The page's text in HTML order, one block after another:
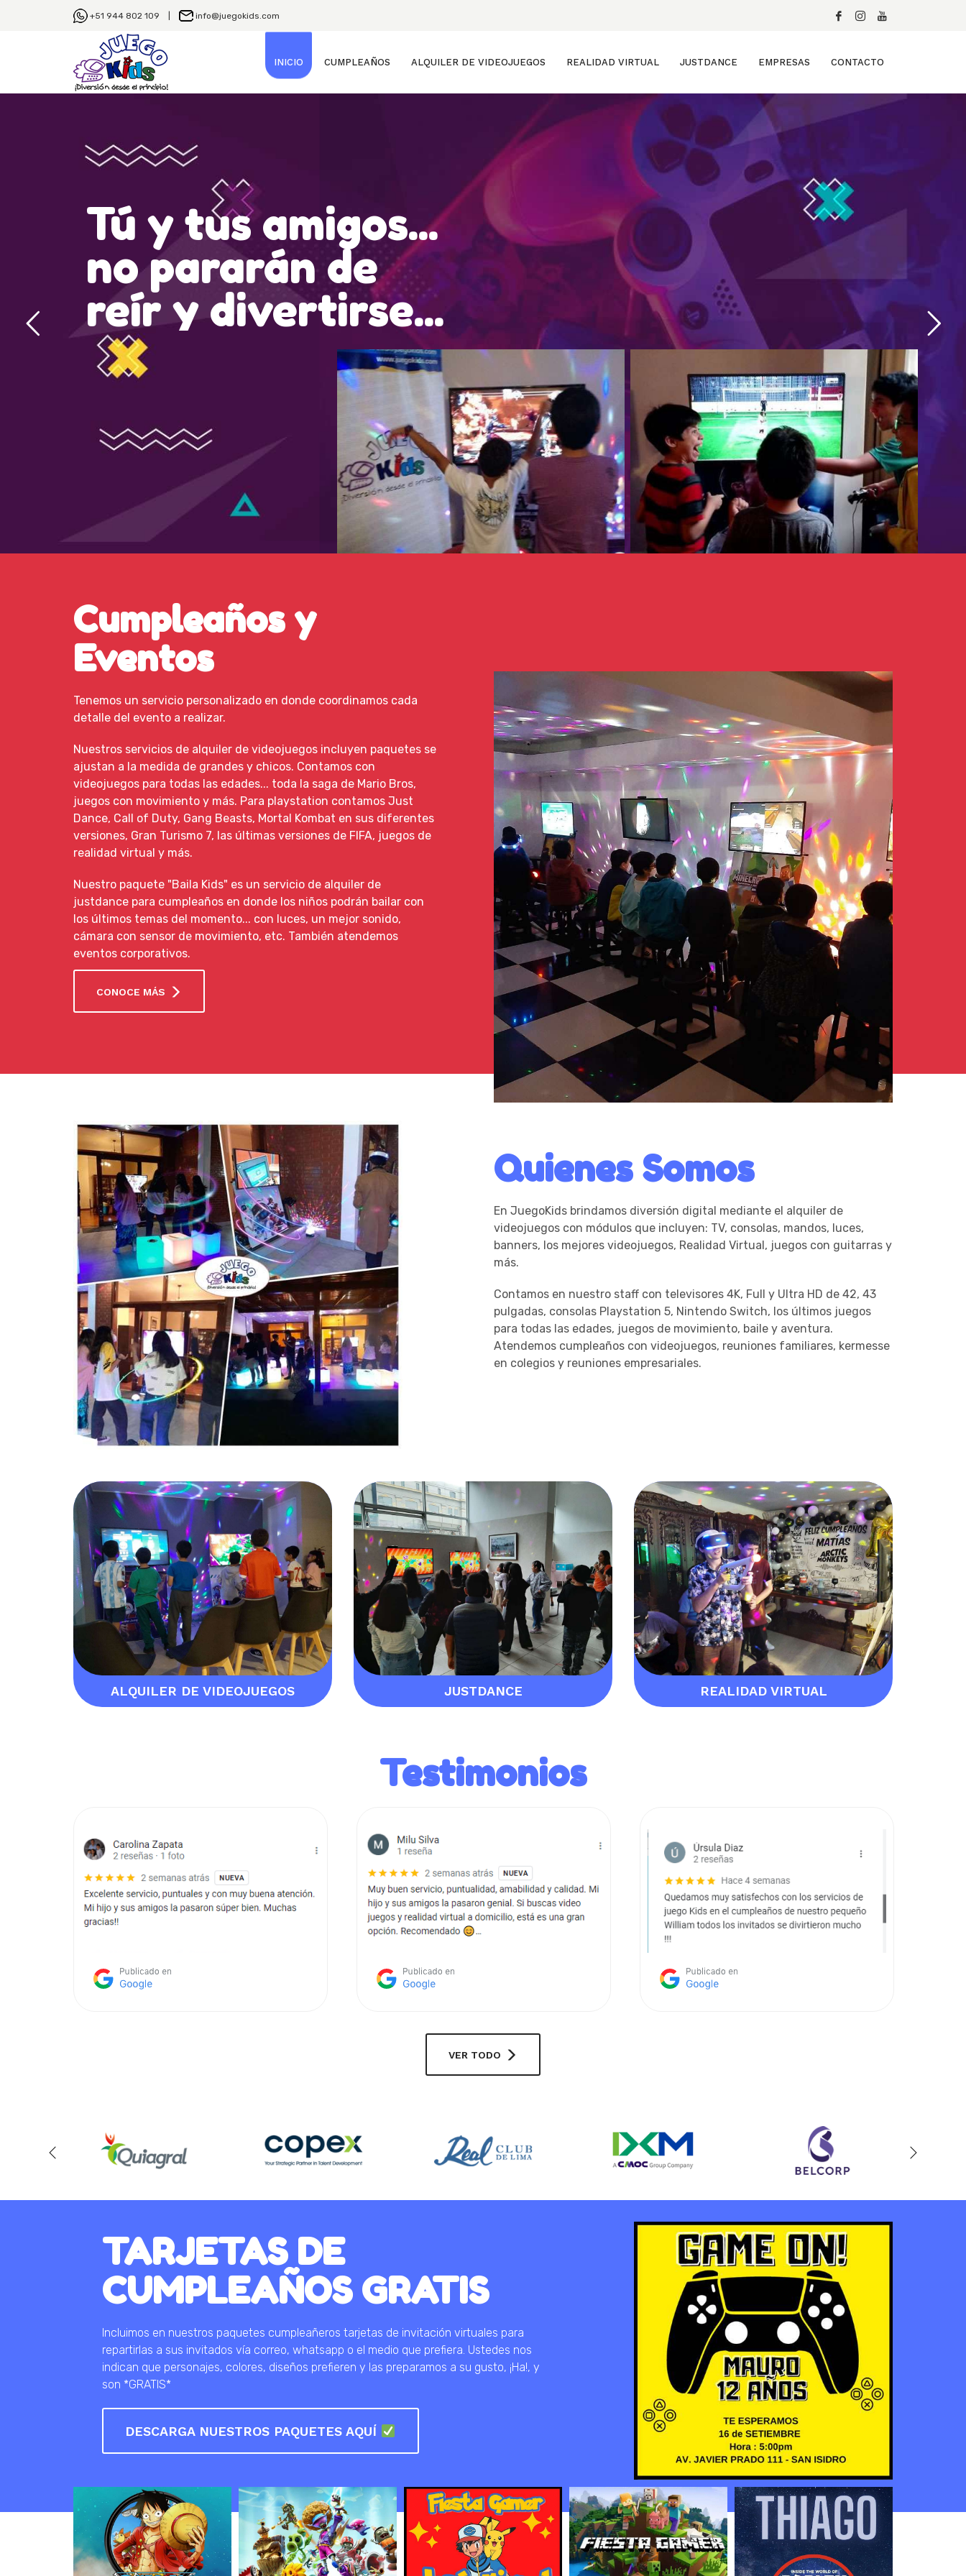
+51 944 802 109 | info@juegokids.com
INICIO CUMPLEAÑOS ALQUILER DE VIDEOJUEGOS REALIDAD VIRTUAL JUSTDANCE EMPRESAS CONTACTO
Tú y tus amigos...
no pararán de
reír y divertirse...
Cumpleaños y
Eventos
Tenemos un servicio personalizado en donde coordinamos cada
detalle del evento a realizar.
Nuestros servicios de alquiler de videojuegos incluyen paquetes se
ajustan a la medida de grandes y chicos. Contamos con
videojuegos para todas las edades... toda la saga de Mario Bros,
juegos con movimiento y más. Para playstation contamos Just
Dance, Call of Duty, Gang Beasts, Mortal Kombat en sus diferentes
versiones, Gran Turismo 7, las últimas versiones de FIFA, juegos de
realidad virtual y más.
Nuestro paquete "Baila Kids" es un servicio de alquiler de
justdance para cumpleaños en donde los niños podrán bailar con
los últimos temas del momento... con luces, un mejor sonido,
cámara con sensor de movimiento, etc. También atendemos
eventos corporativos.
CONOCE MÁS
Quienes Somos
En JuegoKids brindamos diversión digital mediante el alquiler de
videojuegos con módulos que incluyen: TV, consolas, mandos, luces,
banners, los mejores videojuegos, Realidad Virtual, juegos con guitarras y
más.
Contamos en nuestro staff con televisores 4K, Full y Ultra HD de 42, 43
pulgadas, consolas Playstation 5, Nintendo Switch, los últimos juegos
para todas las edades, juegos de movimiento, baile y aventura.
Atendemos cumpleaños con videojuegos, reuniones familiares, kermesse
en colegios y reuniones empresariales.
ALQUILER DE VIDEOJUEGOS JUSTDANCE REALIDAD VIRTUAL
Testimonios
VER TODO
TARJETAS DE
CUMPLEAÑOS GRATIS
Incluimos en nuestros paquetes cumpleañeros tarjetas de invitación virtuales para
repartirlas a sus invitados vía correo, whatsapp o el medio que prefiera. Ustedes nos
indican que personajes, colores, diseños prefieren y las preparamos a su gusto, ¡Ha!, y
son *GRATIS*
DESCARGA NUESTROS PAQUETES AQUÍ